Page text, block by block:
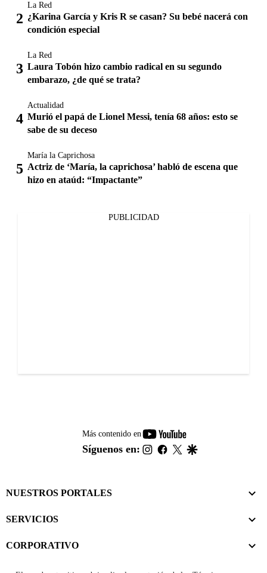
La Red
¿Karina García y Kris R se casan? Su bebé nacerá con
condición especial
La Red
Laura Tobón hizo cambio radical en su segundo
embarazo, ¿de qué se trata?
Actualidad
Murió el papá de Lionel Messi, tenía 68 años: esto se
sabe de su deceso
María la Caprichosa
Actriz de ‘María, la caprichosa’ habló de escena que
hizo en ataúd: “Impactante”
PUBLICIDAD
Más contenido en
youtube-
footer
Síguenos en: instagram
facebook
twitter
NUESTROS PORTALES
SERVICIOS
CORPORATIVO